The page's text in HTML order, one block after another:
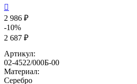

2 986 ₽
-10%
2 687 ₽
Артикул:
02-4522/000Б-00
Материал:
Серебро